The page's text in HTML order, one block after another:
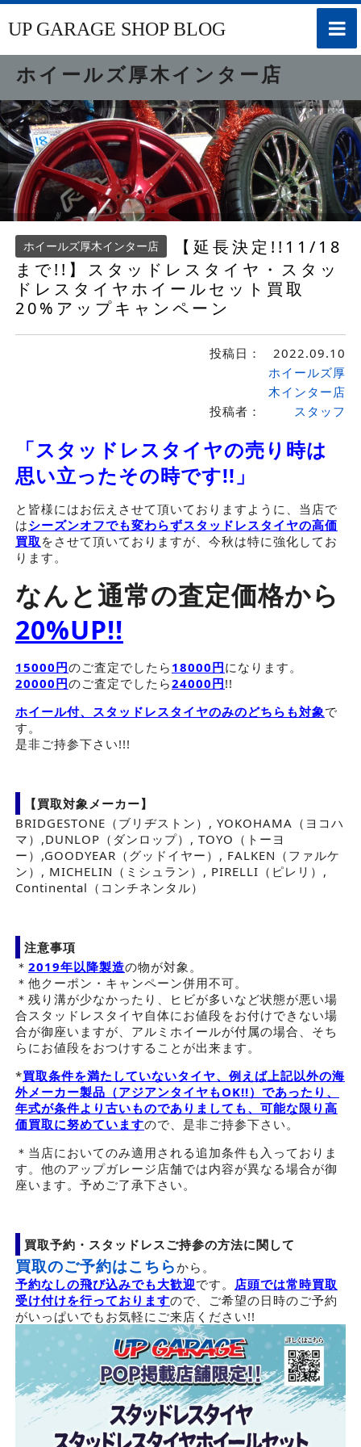
toggle
UP GARAGE SHOP BLOG
ホイールズ厚木インター店
ホイールズ厚木インター店
【延長決定!!11/18
まで!!】スタッドレスタイヤ・スタッ
ドレスタイヤホイールセット買取
20%アップキャンペーン
投稿日： 2022.09.10
投稿者：
ホイールズ厚
木インター店
スタッフ
「スタッドレスタイヤの売り時は
思い立ったその時です!!」
と皆様にはお伝えさせて頂いておりますように、当店で
はシーズンオフでも変わらずスタッドレスタイヤの高価
買取 をさせて頂いておりますが、今秋は特に強化してお
ります。
なんと通常の査定価格から
20%UP!!
15000円のご査定でしたら 18000円になります。
20000円のご査定でしたら24000円!!
ホイール付、スタッドレスタイヤのみのどちらも対象で
す。
是非ご持参下さい!!!
【買取対象メーカー】
BRIDGESTONE（ブリヂストン）, YOKOHAMA（ヨコハ
マ）,DUNLOP（ダンロップ）, TOYO（トーヨ
ー）,GOODYEAR（グッドイヤー）, FALKEN（ファルケ
ン）, MICHELIN（ミシュラン）, PIRELLI（ピレリ）,
Continental（コンチネンタル）
注意事項
＊ 2019年以降製造の物が対象。
＊他クーポン・キャンペーン併用不可。
＊残り溝が少なかったり、ヒビが多いなど状態が悪い場
合スタッドレスタイヤ自体にお値段をお付けできない場
合が御座いますが、アルミホイールが付属の場合、そち
らにお値段をおつけすることが出来ます。
*買取条件を満たしていないタイヤ、例えば上記以外の海
外メーカー製品（アジアンタイヤもOK!!）であったり、
年式が条件より古いものでありましても、可能な限り高
価買取に努めていますので、是非ご持参下さい。
＊当店においてのみ適用される追加条件も入っておりま
す。他のアップガレージ店舗では内容が異なる場合が御
座います。予めご了承下さい。
買取予約・スタッドレスご持参の方法に関して
買取のご予約はこちらから。
予約なしの飛び込みでも大歓迎です。 店頭では常時買取
受け付けを行っておりますので、ご希望の日時のご予約
がいっぱいでもお気軽にご来店ください!!